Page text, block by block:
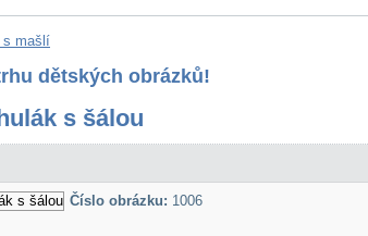
s mašlí
dětských obrázků!
s šálou
Číslo obrázku: 1006